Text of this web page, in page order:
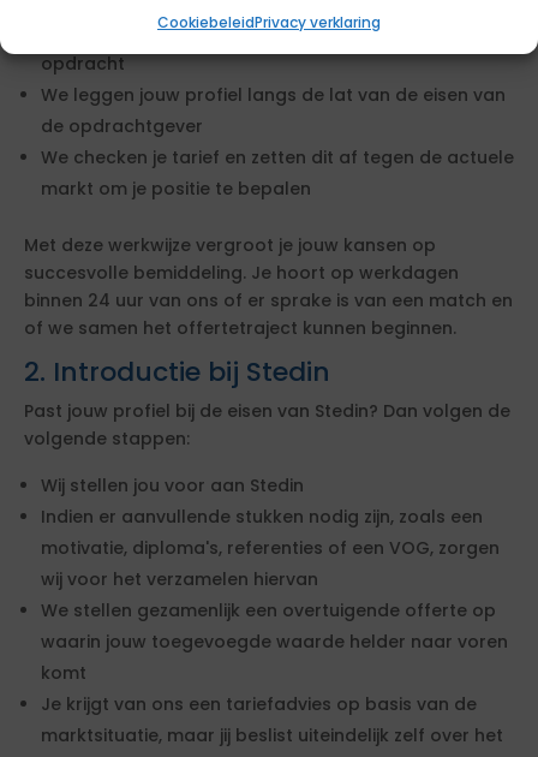
CookiebeleidPrivacy verklaring
We bekijken of jouw ervaring en cv aansluiten bij de
opdracht
We leggen jouw profiel langs de lat van de eisen van
de opdrachtgever
We checken je tarief en zetten dit af tegen de actuele
markt om je positie te bepalen
Met deze werkwijze vergroot je jouw kansen op
succesvolle bemiddeling. Je hoort op werkdagen
binnen 24 uur van ons of er sprake is van een match en
of we samen het offertetraject kunnen beginnen.
2. Introductie bij Stedin
Past jouw profiel bij de eisen van Stedin? Dan volgen de
volgende stappen:
Wij stellen jou voor aan Stedin
Indien er aanvullende stukken nodig zijn, zoals een
motivatie, diploma's, referenties of een VOG, zorgen
wij voor het verzamelen hiervan
We stellen gezamenlijk een overtuigende offerte op
waarin jouw toegevoegde waarde helder naar voren
komt
Je krijgt van ons een tariefadvies op basis van de
marktsituatie, maar jij beslist uiteindelijk zelf over het